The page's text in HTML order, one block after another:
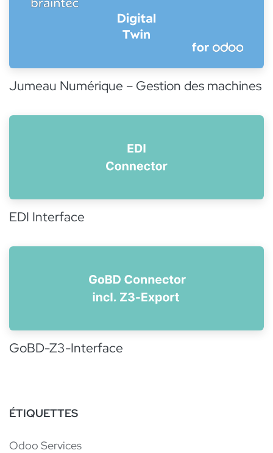
Jumeau Numérique – Gestion des machines
EDI Interface
GoBD-Z3-Interface
ÉTIQUETTES
Odoo Services